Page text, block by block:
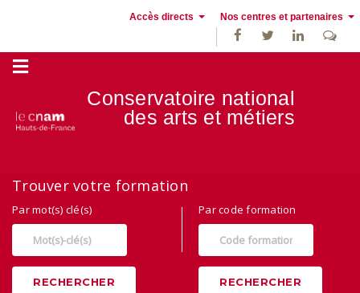
Accès directs Nos centres et partenaires
France
Conservatoire national
des arts et métiers
Trouver votre formation
Par mot(s) clé(s)
RECHERCHER
Par code formation
RECHERCHER